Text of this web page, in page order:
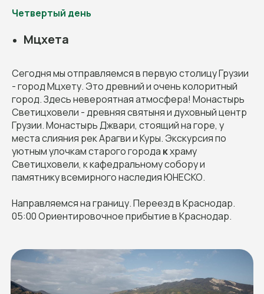
Четвертый день
Мцхета
Сегодня мы отправляемся в первую столицу Грузии
- город Мцхету. Это древний и очень колоритный
город. Здесь невероятная атмосфера! Монастырь
Светицховели - древняя святыня и духовный центр
Грузии. Монастырь Джвари, стоящий на горе, у
места слияния рек Арагви и Куры. Экскурсия по
уютным улочкам старого города кхраму
Светицховели, к кафедральному собору и
памятнику всемирного наследия ЮНЕСКО.
Направляемся на границу. Переезд в Краснодар.
05:00 Ориентировочное прибытие в Краснодар.